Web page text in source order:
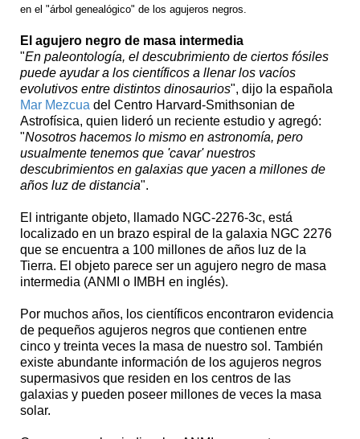
en el "árbol genealógico" de los agujeros negros.
El agujero negro de masa intermedia
"En paleontología, el descubrimiento de ciertos fósiles
puede ayudar a los científicos a llenar los vacíos
evolutivos entre distintos dinosaurios", dijo la española
Mar Mezcua del Centro Harvard-Smithsonian de
Astrofísica, quien lideró un reciente estudio y agregó:
"Nosotros hacemos lo mismo en astronomía, pero
usualmente tenemos que 'cavar' nuestros
descubrimientos en galaxias que yacen a millones de
años luz de distancia".
El intrigante objeto, llamado NGC-2276-3c, está
localizado en un brazo espiral de la galaxia NGC 2276
que se encuentra a 100 millones de años luz de la
Tierra. El objeto parece ser un agujero negro de masa
intermedia (ANMI o IMBH en inglés).
Por muchos años, los científicos encontraron evidencia
de pequeños agujeros negros que contienen entre
cinco y treinta veces la masa de nuestro sol. También
existe abundante información de los agujeros negros
supermasivos que residen en los centros de las
galaxias y pueden poseer millones de veces la masa
solar.